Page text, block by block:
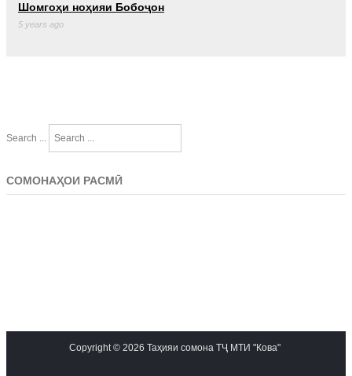
Шомгоҳи ноҳияи Бобоҷон
5 years ago
Search ...
СОМОНАҲОИ РАСМӢ
Copyright © 2026 Таҳияи сомона ТҶ МТИ "Кова"